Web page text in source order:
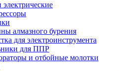
электрические
алмазного бурения
для электроинструмента
для ППР
и отбойные молотки